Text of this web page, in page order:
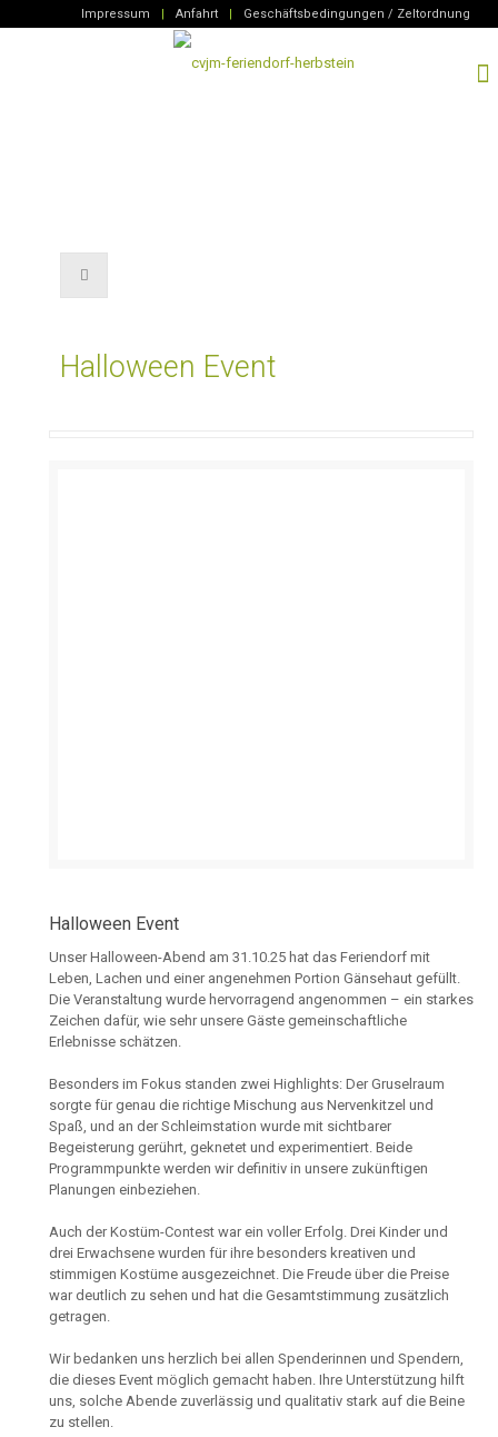
Impressum | Anfahrt | Geschäftsbedingungen / Zeltordnung
Halloween Event
Halloween Event
Unser Halloween-Abend am 31.10.25 hat das Feriendorf mit
Leben, Lachen und einer angenehmen Portion Gänsehaut gefüllt.
Die Veranstaltung wurde hervorragend angenommen – ein starkes
Zeichen dafür, wie sehr unsere Gäste gemeinschaftliche
Erlebnisse schätzen.
Besonders im Fokus standen zwei Highlights: Der Gruselraum
sorgte für genau die richtige Mischung aus Nervenkitzel und
Spaß, und an der Schleimstation wurde mit sichtbarer
Begeisterung gerührt, geknetet und experimentiert. Beide
Programmpunkte werden wir definitiv in unsere zukünftigen
Planungen einbeziehen.
Auch der Kostüm-Contest war ein voller Erfolg. Drei Kinder und
drei Erwachsene wurden für ihre besonders kreativen und
stimmigen Kostüme ausgezeichnet. Die Freude über die Preise
war deutlich zu sehen und hat die Gesamtstimmung zusätzlich
getragen.
Wir bedanken uns herzlich bei allen Spenderinnen und Spendern,
die dieses Event möglich gemacht haben. Ihre Unterstützung hilft
uns, solche Abende zuverlässig und qualitativ stark auf die Beine
zu stellen.